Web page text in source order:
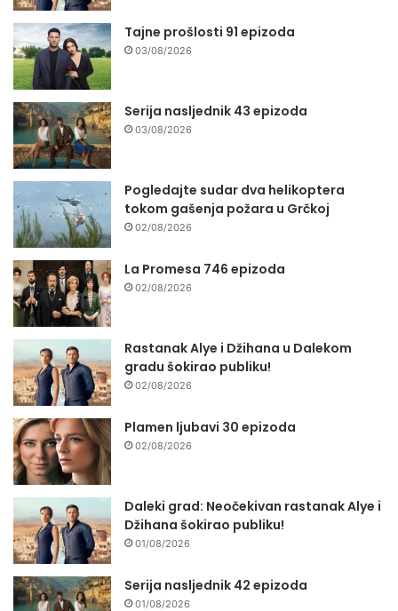
Tajne prošlosti 91 epizoda
03/08/2026
Serija nasljednik 43 epizoda
03/08/2026
Pogledajte sudar dva helikoptera
tokom gašenja požara u Grčkoj
02/08/2026
La Promesa 746 epizoda
02/08/2026
Rastanak Alye i Džihana u Dalekom
gradu šokirao publiku!
02/08/2026
Plamen ljubavi 30 epizoda
02/08/2026
Daleki grad: Neočekivan rastanak Alye i
Džihana šokirao publiku!
01/08/2026
Serija nasljednik 42 epizoda
01/08/2026